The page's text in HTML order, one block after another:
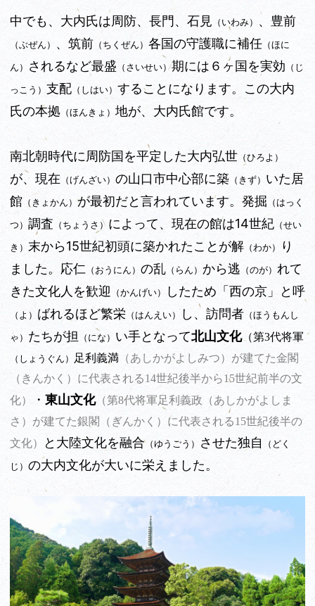
中でも、大内氏は周防、長門、石見 （いわみ） 、豊前
（ぶぜん） 、筑前 （ちくぜん） 各国の守護職に補任 （ほに
ん）
されるなど最盛 （さいせい）期には６ヶ国を実効 （じ
っこう） 支配 （しはい） することになります。この大内
氏の本拠 （ほんきょ） 地が、大内氏館です。
南北朝時代に周防国を平定した大内弘世 （ひろよ）
が、現在 （げんざい） の山口市中心部に築 （きず） いた居
館 （きょかん） が最初だと言われています。発掘 （はっく
つ） 調査 （ちょうさ） によって、現在の館は14世紀 （せい
き） 末から15世紀初頭に築かれたことが解 （わか）
り
ました。応仁 （おうにん） の乱 （らん） から逃 （のが） れて
きた文化人を歓迎
（かんげい） したため「西の京」と呼
（よ） ばれるほど繁栄 （はんえい） し、訪問者 （ほうもんし
ゃ） たちが担 （にな） い手となって北山文化（第3代将軍
（しょうぐん） 足利義満 （あしかがよしみつ） が建てた金閣
（きんかく ）
に代表される14世紀後半から15世紀前半の文
化）
・ 東山文化（第8代将軍足利義政
（あしかがよしま
さ ） が建てた銀閣 （ぎんかく ）
に代表される15世紀後半の
文化）
と大陸文化を融合（ゆうごう） させた独自
（どく
じ） の大内文化が大いに栄えました。